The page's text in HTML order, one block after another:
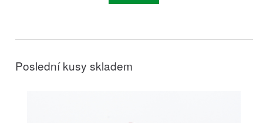
Poslední kusy skladem